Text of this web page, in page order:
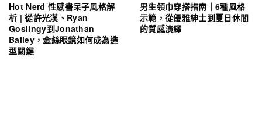
Hot Nerd 性感書呆子風格解
析 | 從許光漢、Ryan
Goslingy到Jonathan
Bailey，金絲眼鏡如何成為造
型關鍵
男生領巾穿搭指南｜6種風格
示範，從優雅紳士到夏日休閒
的質感演繹